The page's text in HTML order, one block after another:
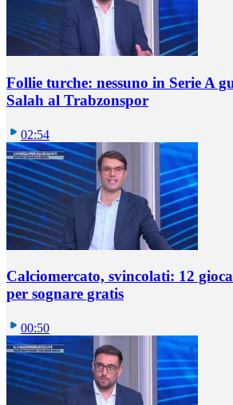
Follie turche: nessuno in Serie A
Salah al Trabzonspor
02:54
Calciomercato, svincolati: 12
per sognare gratis
00:50